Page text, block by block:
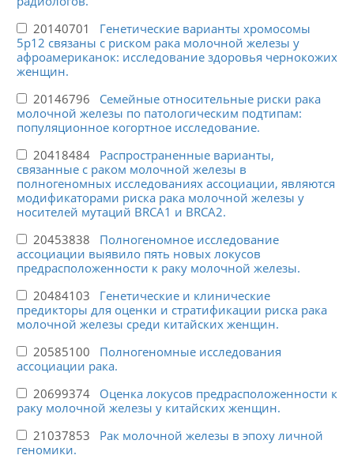
20140701 Генетические варианты хромосомы
5p12 связаны с риском рака молочной железы у
афроамериканок: исследование здоровья чернокожих
женщин.
20146796 Семейные относительные риски рака
молочной железы по патологическим подтипам:
популяционное когортное исследование.
20418484 Распространенные варианты,
связанные с раком молочной железы в
полногеномных исследованиях ассоциации, являются
модификаторами риска рака молочной железы у
носителей мутаций BRCA1 и BRCA2.
20453838 Полногеномное исследование
ассоциации выявило пять новых локусов
предрасположенности к раку молочной железы.
20484103 Генетические и клинические
предикторы для оценки и стратификации риска рака
молочной железы среди китайских женщин.
20585100 Полногеномные исследования
ассоциации рака.
20699374 Оценка локусов предрасположенности к
раку молочной железы у китайских женщин.
21037853 Рак молочной железы в эпоху личной
геномики.